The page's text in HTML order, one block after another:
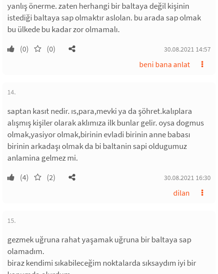
yanlış önerme. zaten herhangi bir baltaya değil kişinin
istediği baltaya sap olmaktır aslolan. bu arada sap olmak
bu ülkede bu kadar zor olmamalı.
(0) (0) 30.08.2021 14:57
beni bana anlat
14.
saptan kasıt nedir. ıs,para,mevki ya da şöhret.kalıplara
alışmış kişiler olarak aklımıza ilk bunlar gelir. oysa dogmus
olmak,yasiyor olmak,birinin evladi birinin anne babası
birinin arkadaşı olmak da bi baltanin sapi oldugumuz
anlamina gelmez mi.
(4) (2) 30.08.2021 16:30
dilan
15.
gezmek uğruna rahat yaşamak uğruna bir baltaya sap
olamadım.
biraz kendimi sıkabileceğim noktalarda sıksaydım iyi bir